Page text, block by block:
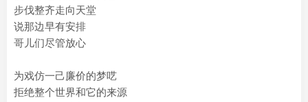
步伐整齐走向天堂
说那边早有安排
哥儿们尽管放心
为戏仿一己廉价的梦呓
拒绝整个世界和它的来源